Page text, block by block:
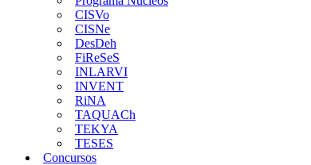
CISVo
CISNe
DesDeh
FiReSeS
INLARVI
INVENT
RiNA
TAQUACh
TEKYA
TESES
Concursos